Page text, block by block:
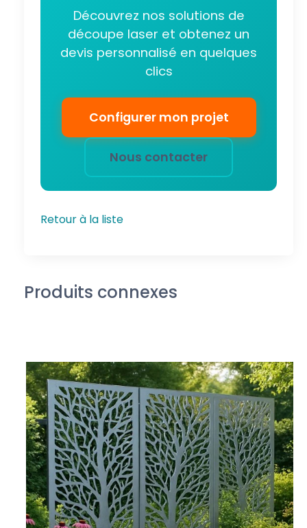
Découvrez nos solutions de
découpe laser et obtenez un
devis personnalisé en quelques
clics
Configurer mon projet
Nous contacter
Retour à la liste
Produits connexes